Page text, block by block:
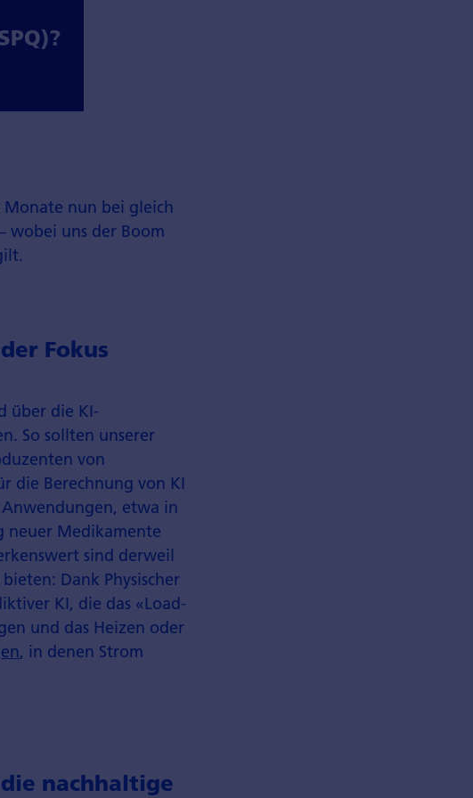
Monate nun bei gleich
wobei uns der Boom
Fokus
über die KI-
So sollten unserer
von
die Berechnung von KI
etwa in
neuer Medikamente
sind derweil
Dank Physischer
KI, die das «Load-
und das Heizen oder
, in denen Strom
nach­haltige